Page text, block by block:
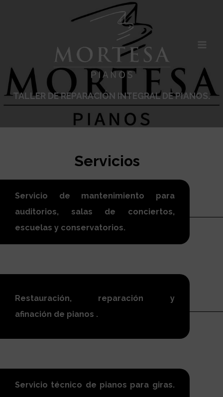
TALLER DE REPARACIÓN INTEGRAL DE PIANOS.
Servicios
Servicio de mantenimiento para
auditorios, salas de conciertos,
escuelas y conservatorios.
Restauración, reparación y
afinación de pianos .
Servicio técnico de pianos para giras.